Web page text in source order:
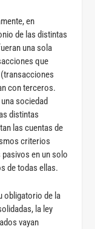
en
de las distintas
una sola
que
con terceros.
sociedad
distintas
las cuentas de
criterios
en un solo
de todas ellas.
obligatorio de la
la ley
vayan